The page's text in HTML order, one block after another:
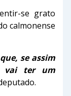
se grato
calmonense
se assim
vai ter um